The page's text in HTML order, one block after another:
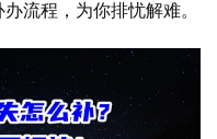
流程，为你排忧解难。